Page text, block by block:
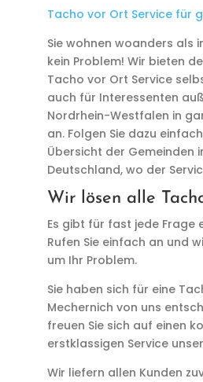
Tacho vor Ort Service für
Sie wohnen woanders als
kein Problem! Wir bieten
Tacho vor Ort Service
auch für Interessenten
Nordrhein-Westfalen in
an. Folgen Sie dazu
Übersicht der Gemeinden
Deutschland, wo der
Wir lösen alle
Es gibt für fast jede Frage
Rufen Sie einfach an und
um Ihr Problem.
Sie haben sich für eine
Mechernich von uns
freuen Sie sich auf einen
erstklassigen Service
Wir liefern allen Kunden